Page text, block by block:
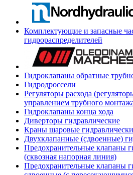
Комплектующие и запасные
гидрораспределителей
Гидроклапаны обратные
Гидродроссели
Регуляторы расхода
управлением трубного
Гидроклапаны конца хода
Диверторы гидравлические
Краны шаровые
Двухклапанные (сдвоенные)
Предохранительные клапаны
(сквозная напорная линия)
Предохранительные клапаны